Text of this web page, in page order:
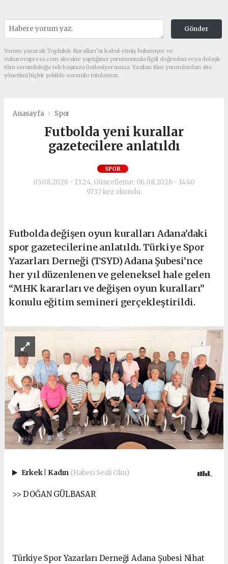
Gönder
Yorum yazarak Topluluk Kuralları’nı kabul etmiş bulunuyor ve
cukurovapress.com sitesine yaptığınız yorumunuzla ilgili doğrudan veya dolaylı
tüm sorumluluğu tek başınıza üstleniyorsunuz. Yazılan tüm yorumlardan site
yönetimi hiçbir şekilde sorumlu tutulamaz.
Anasayfa Spor
Futbolda yeni kurallar
gazetecilere anlatıldı
SPOR
05.08.2026 - 13:24, Güncelleme: 06.08.2026 - 14:40
9737 kez okundu.
Futbolda değişen oyun kuralları Adana’daki
spor gazetecilerine anlatıldı. Türkiye Spor
Yazarları Derneği (TSYD) Adana Şubesi’nce
her yıl düzenlenen ve geleneksel hale gelen
“MHK kararları ve değişen oyun kuralları”
konulu eğitim semineri gerçekleştirildi.
Erkek Kadın (Haberi Sesli Oku)
>> DOĞAN GÜLBASAR
Türkiye Spor Yazarları Derneği Adana Şubesi Nihat